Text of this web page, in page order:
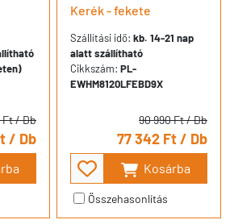
Ft/ Db
/ Db
Kerék - fekete
Szállítási idő: kb. 14-21 nap
alatt szállítható
Cikkszám: PL-
EWHM8120LFEBD9X
90 990 Ft/ Db
77 342 Ft/ Db
Kosárba
Összehasonlítás